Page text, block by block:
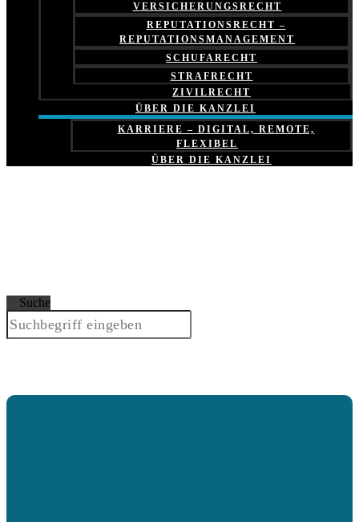
VERSICHERUNGSRECHT
REPUTATIONSRECHT –
REPUTATIONSMANAGEMENT
SCHUFARECHT
STRAFRECHT
ZIVILRECHT
ÜBER DIE KANZLEI
KARRIERE – DIGITAL, REMOTE,
FLEXIBEL
ÜBER DIE KANZLEI
Suche